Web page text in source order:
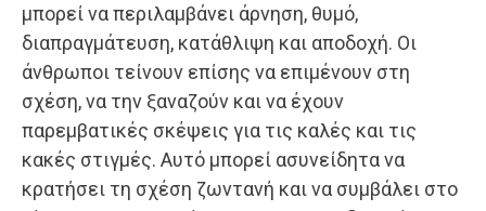
μπορεί να περιλαμβάνει άρνηση, θυμό,
διαπραγμάτευση, κατάθλιψη και αποδοχή. Οι
άνθρωποι τείνουν επίσης να επιμένουν στη
σχέση, να την ξαναζούν και να έχουν
παρεμβατικές σκέψεις για τις καλές και τις
κακές στιγμές. Αυτό μπορεί ασυνείδητα να
κρατήσει τη σχέση ζωντανή και να συμβάλει στο